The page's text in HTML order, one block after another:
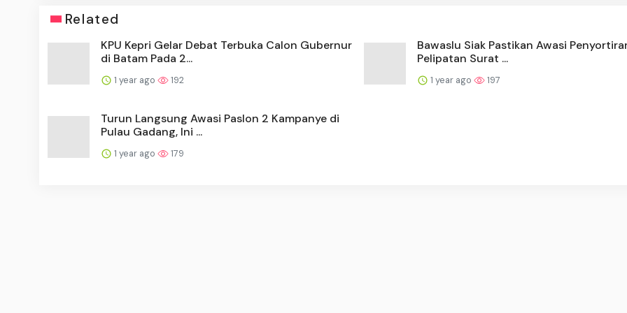
Related
KPU Kepri Gelar Debat Terbuka Calon Gubernur
di Batam Pada 2...
1 year ago 192
Bawaslu Siak Pastikan Awasi
Pelipatan Surat ...
1 year ago 197
Turun Langsung Awasi Paslon 2 Kampanye di
Pulau Gadang, Ini ...
1 year ago 179